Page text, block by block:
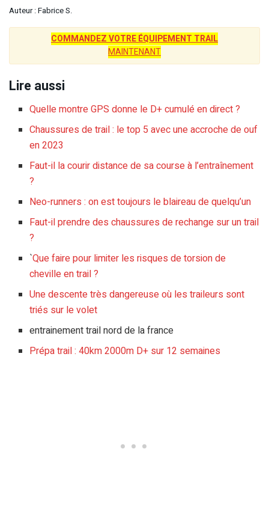
Auteur : Fabrice S.
COMMANDEZ VOTRE ÉQUIPEMENT TRAIL
MAINTENANT
Lire aussi
Quelle montre GPS donne le D+ cumulé en direct ?
Chaussures de trail : le top 5 avec une accroche de ouf
en 2023
Faut-il la courir distance de sa course à l’entraînement
?
Neo-runners : on est toujours le blaireau de quelqu’un
Faut-il prendre des chaussures de rechange sur un trail
?
`Que faire pour limiter les risques de torsion de
cheville en trail ?
Une descente très dangereuse où les traileurs sont
triés sur le volet
entrainement trail nord de la france
Prépa trail : 40km 2000m D+ sur 12 semaines